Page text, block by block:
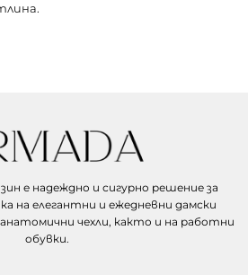
е надеждно и сигурно решение за
на елегантни и ежедневни дамски
чехли, както и на работни
обувки.